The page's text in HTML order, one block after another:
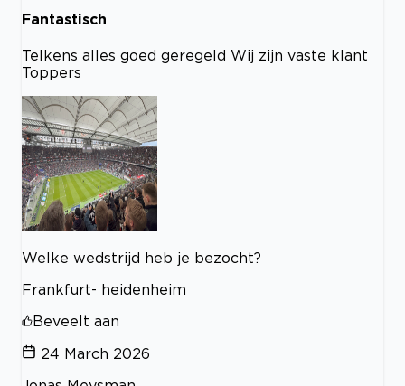
Fantastisch
Telkens alles goed geregeld Wij zijn vaste klant
Toppers
Welke wedstrijd heb je bezocht?
Frankfurt- heidenheim
Beveelt aan
24 March 2026